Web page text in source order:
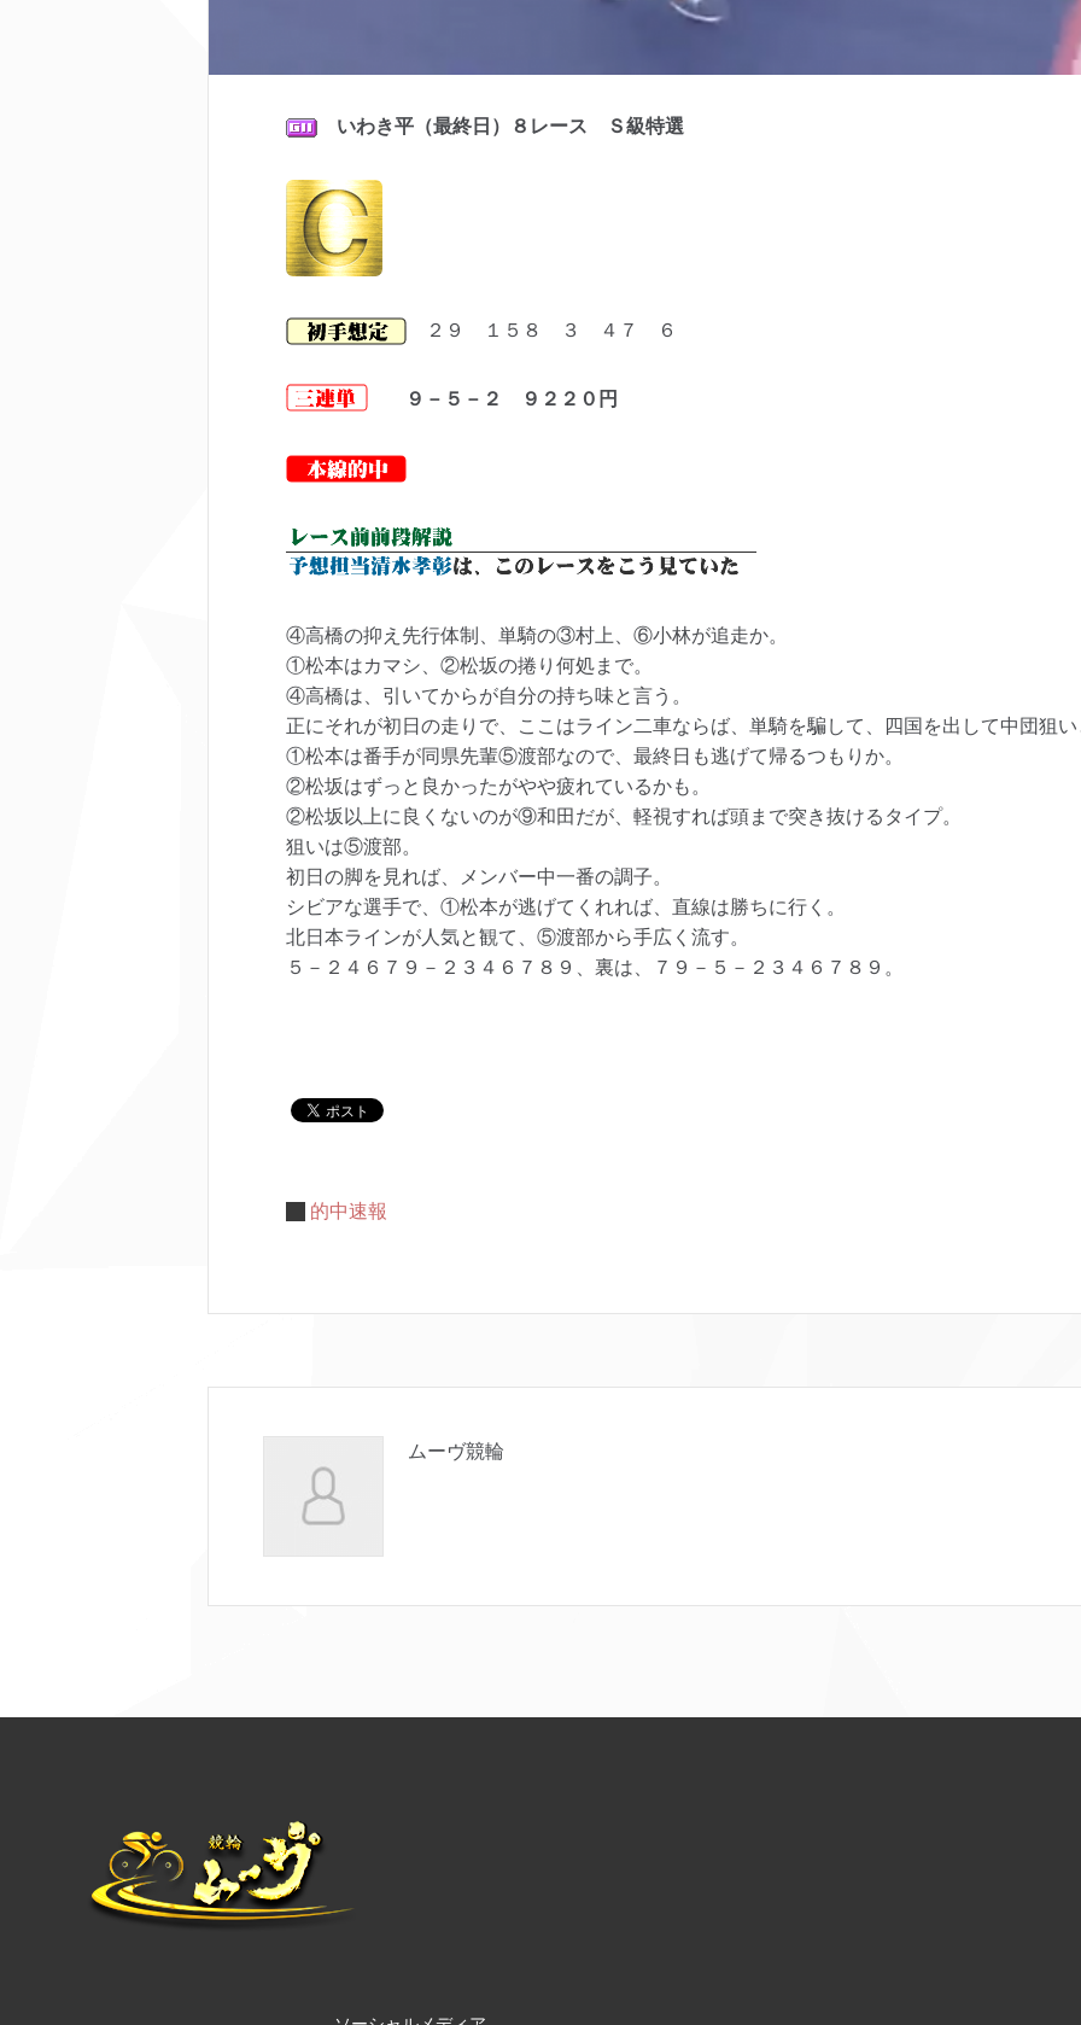
いわき平（最終日）８レース Ｓ級特選
２９ １５８ ３ ４７ ６
９－５－２ ９２２０円
④高橋の抑え先行体制、単騎の③村上、⑥小林が追走か。
①松本はカマシ、②松坂の捲り何処まで。
④高橋は、引いてからが自分の持ち味と言う。
正にそれが初日の走りで、ここはライン二車ならば、単騎を騙して、四国を出して中団狙
①松本は番手が同県先輩⑤渡部なので、最終日も逃げて帰るつもりか。
②松坂はずっと良かったがやや疲れているかも。
②松坂以上に良くないのが⑨和田だが、軽視すれば頭まで突き抜けるタイプ。
狙いは⑤渡部。
初日の脚を見れば、メンバー中一番の調子。
シビアな選手で、①松本が逃げてくれれば、直線は勝ちに行く。
北日本ラインが人気と観て、⑤渡部から手広く流す。
５－２４６７９－２３４６７８９、裏は、７９－５－２３４６７８９。
的中速報
ムーヴ競輪